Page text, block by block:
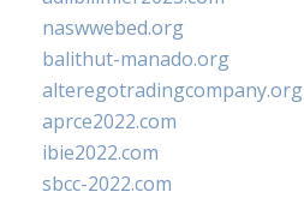
naswwebed.org
balithut-manado.org
alteregotradingcompany.org
aprce2022.com
ibie2022.com
sbcc-2022.com